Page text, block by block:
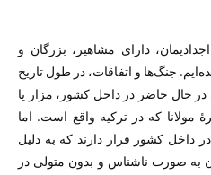
دارای مشاهیر، بزرگان و
جنگ‌ها و اتفاقات، در طول تاریخ
حال حاضر در داخل کشور، مزار یا
مولانا که در ترکیه واقع است. اما
داخل کشور قرار دارند که به دلیل
به صورت نا‌شناس و بدون متولی در